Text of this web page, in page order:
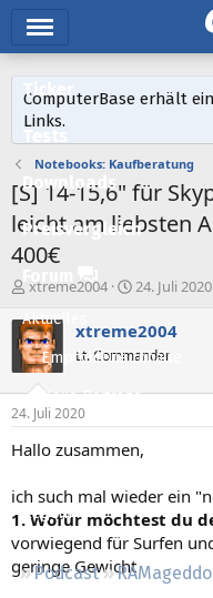
Ticker
Downloads
Preisvergleich
Aktuelles
Empfohlene Inhalte
Neue Beiträge
Regeln
Podcast
ComputerBase erhält
Links.
Notebooks: Kaufberatung
[S] 14-15,6" für
leicht am liebsten
400€
E
s
t
e
e
r
xtreme2004
E
s
e
t
a
m
24. Juli 2020
xtreme2004
Lt. Commander
24. Juli 2020
Hallo zusammen,
ich such mal wieder ein
1. Wofür möchtest du
vorwiegend für Surfen
geringe Gewicht